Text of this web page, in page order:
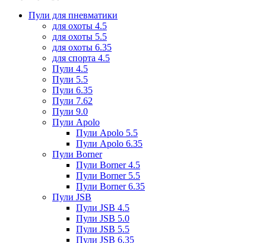
Пули для пневматики
для охоты 4.5
для охоты 5.5
для охоты 6.35
для спорта 4.5
Пули 4.5
Пули 5.5
Пули 6.35
Пули 7.62
Пули 9.0
Пули Apolo
Пули Apolo 5.5
Пули Apolo 6.35
Пули Borner
Пули Borner 4.5
Пули Borner 5.5
Пули Borner 6.35
Пули JSB
Пули JSB 4.5
Пули JSB 5.0
Пули JSB 5.5
Пули JSB 6.35